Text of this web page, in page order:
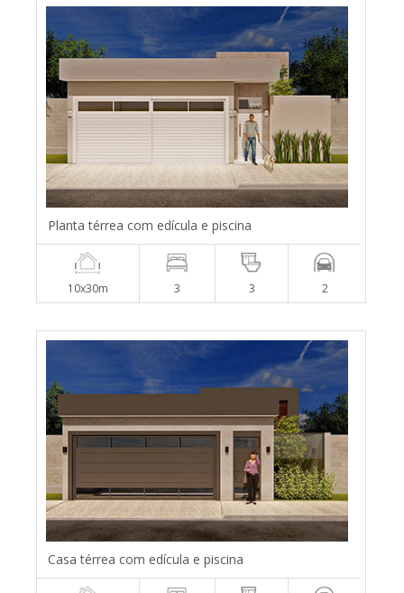
Planta térrea com edícula e piscina
10x30m 3 3 2
Casa térrea com edícula e piscina